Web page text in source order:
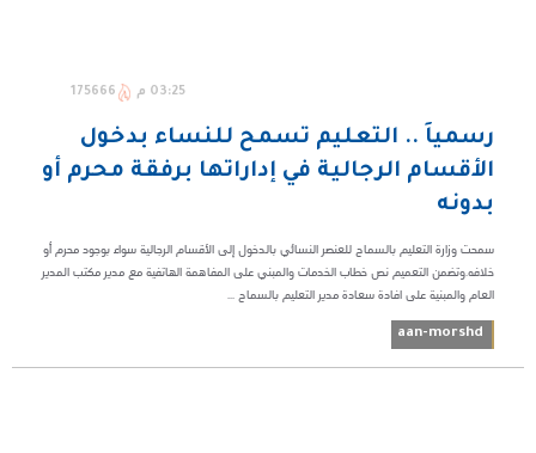
03:25 م 175666
رسمياً .. التعليم تسمح للنساء بدخول
الأقسام الرجالية في إداراتها برفقة محرم أو
بدونه
سمحت وزارة التعليم بالسماح للعنصر النسائي بالدخول إلى الأقسام الرجالية سواء بوجود محرم أو
خلافه.وتضمن التعميم نص خطاب الخدمات والمبني على المفاهمة الهاتفية مع مدير مكتب المدير
العام والمبنية على افادة سعادة مدير التعليم بالسماح ...
aan-morshd